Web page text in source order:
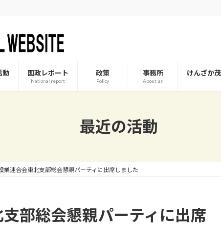
動 国政レポート
National report
政策
Policy
事務所
About us
けんざか
最近の活動
業連合会東北支部総会懇親パーティに出席しました
部総会懇親パーティに出席